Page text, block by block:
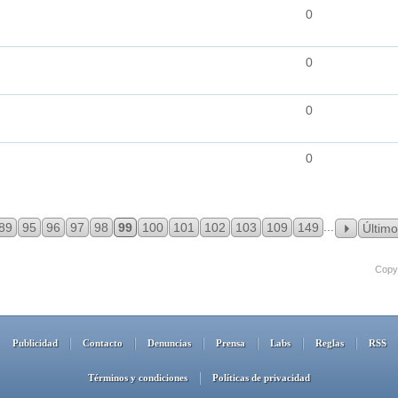
0
0
0
0
95 96 97 98 99 100 101 102 103 109 149 Último
Publicidad Contacto Denuncias Prensa Labs Reglas RSS
Términos y condiciones Políticas de privacidad